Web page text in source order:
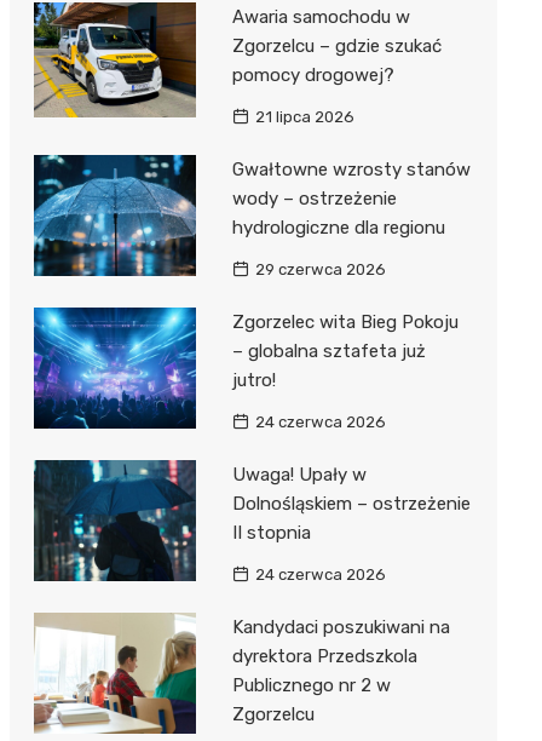
II
Woda
w
Wsi
Oświaty
Awaria samochodu w
Zgorzelcu – gdzie szukać
pomocy drogowej?
21 lipca 2026
Gwałtowne wzrosty stanów
wody – ostrzeżenie
hydrologiczne dla regionu
29 czerwca 2026
Zgorzelec wita Bieg Pokoju
– globalna sztafeta już
jutro!
24 czerwca 2026
Uwaga! Upały w
Dolnośląskiem – ostrzeżenie
II stopnia
24 czerwca 2026
Kandydaci poszukiwani na
dyrektora Przedszkola
Publicznego nr 2 w
Zgorzelcu